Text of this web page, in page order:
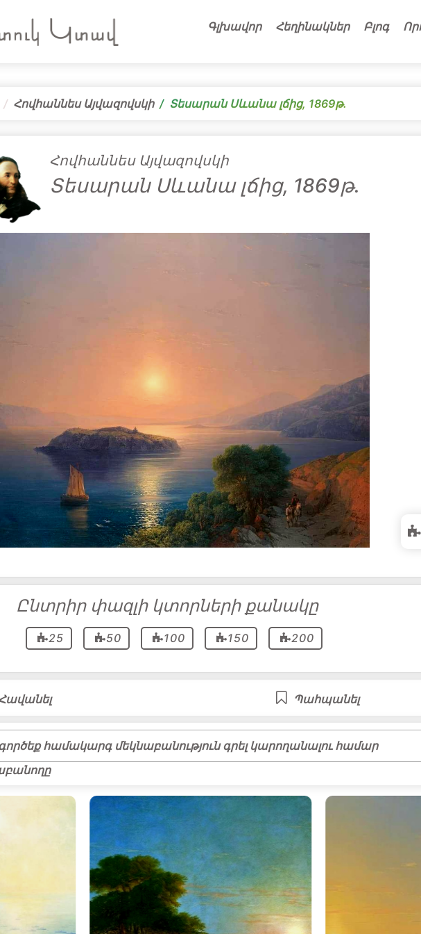
Գլխավոր Հեղինակներ Բլոգ
Հովհաննես Այվազովսկի Տեսարան Սևանա լճից, 1869թ․
Հովհաննես Այվազովսկի
Տեսարան Սևանա լճից, 1869թ․
Ընտրիր փազլի կտորների քանակը
25 50 100 150 200
Պահպանել
համակարգ մեկնաբանություն գրել կարողանալու համար